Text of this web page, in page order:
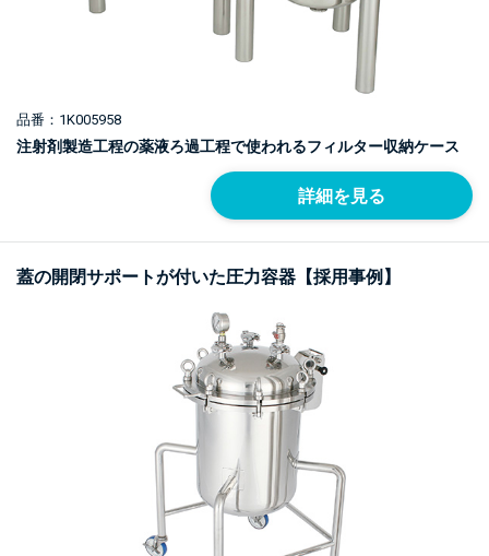
品番：1K005958
注射剤製造工程の薬液ろ過工程で使われるフィルター収納ケース
詳細を見る
蓋の開閉サポートが付いた圧力容器【採用事例】